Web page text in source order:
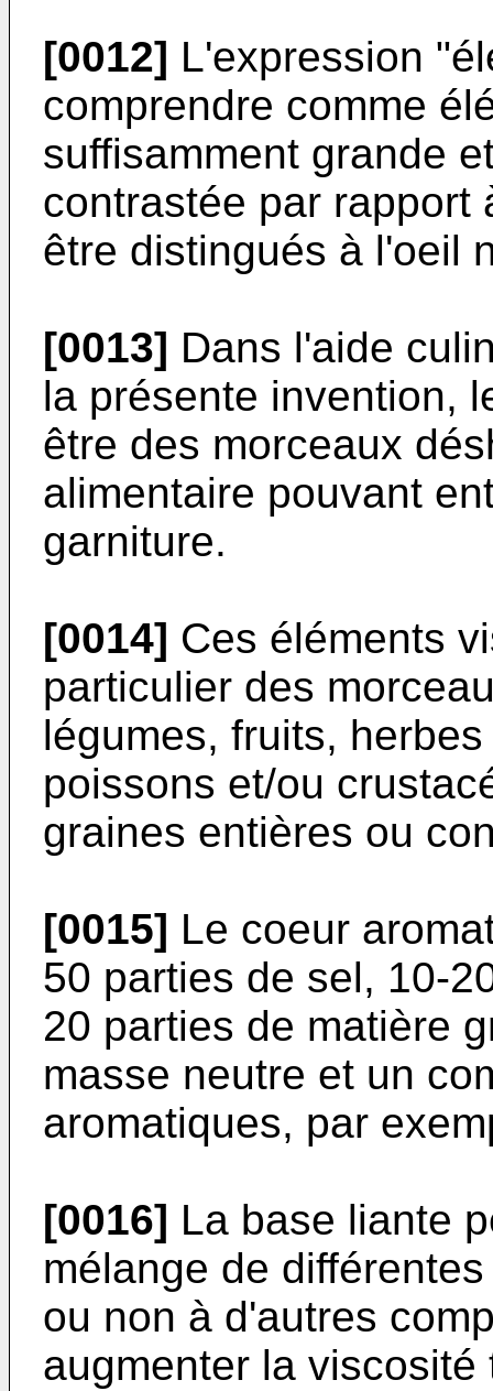
[0012] L'expression
comprendre comme
suffisamment grande
contrastée par rapport
être distingués à l'oeil
[0013] Dans l'aide
la présente invention,
être des morceaux
alimentaire pouvant
garniture.
[0014] Ces éléments
particulier des
légumes, fruits,
poissons et/ou
graines entières ou
[0015] Le coeur
50 parties de sel, 10-
20 parties de matière
masse neutre et un
aromatiques, par
[0016] La base liante
mélange de
ou non à d'autres
augmenter la